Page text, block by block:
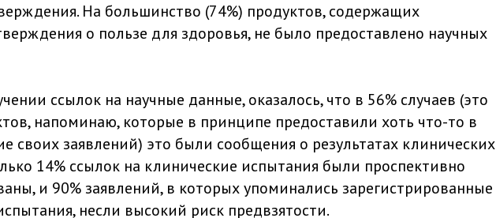
На большинство (74%) продуктов, содержащих
о пользе для здоровья, не было предоставлено научных
ссылок на научные данные, оказалось, что в 56% случаев (это
напоминаю, которые в принципе предоставили хоть что-то в
своих заявлений) это были сообщения о результатах клинических
14% ссылок на клинические испытания были проспективно
и 90% заявлений, в которых упоминались зарегистрированные
несли высокий риск предвзятости.